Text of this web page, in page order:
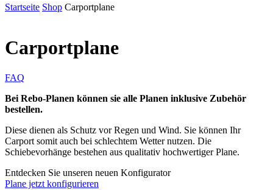
Startseite Shop Carportplane
Carportplane
FAQ
Bei Rebo-Planen können sie alle Planen inklusive Zubehör
bestellen.
Diese dienen als Schutz vor Regen und Wind. Sie können Ihr
Carport somit auch bei schlechtem Wetter nutzen. Die
Schiebevorhänge bestehen aus qualitativ hochwertiger Plane.
Entdecken Sie unseren neuen Konfigurator
Plane jetzt konfigurieren